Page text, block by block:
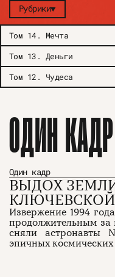
Рубрики
Том 14.
Мечта
Том 13 . Деньги
Том 12 . Чудеса
ОДИН КАДР
Один кадр
ВЫДОХ
Извержение 1994
продолжительным за
сняли астронавты
эпичных